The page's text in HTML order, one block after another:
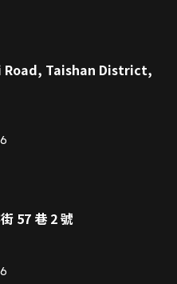
Road, Taishan District,
57 巷 2 號